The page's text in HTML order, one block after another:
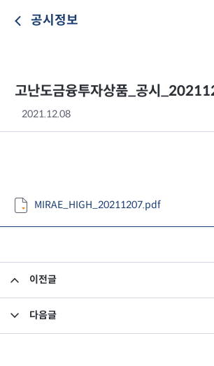
공시정보
고난도금융투자상품_공시
2021.12.08
MIRAE_HIGH_20211207.pdf
이전글
다음글